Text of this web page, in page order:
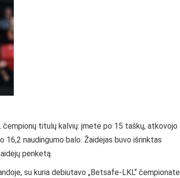
titulų kalvių: įmetė po 15 taškų, atkovojo
naudingumo balo. Žaidėjas buvo išrinktas
penketą.
su kuria debiutavo „Betsafe-LKL“ čempionate